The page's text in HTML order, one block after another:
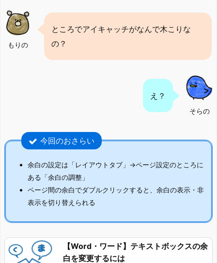
もりの
ところでアイキャッチがなんで木こりな
の？
そらの
え？
今回のおさらい
余白の設定は「レイアウトタブ」→ページ設定のところに
ある「余白の調整」
ページ間の余白でダブルクリックすると、余白の表示・非
表示を切り替えられる
【Word・ワード】テキストボックスの余
白を変更するには